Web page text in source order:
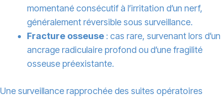
momentané consécutif à l’irritation d’un nerf,
généralement réversible sous surveillance.
Fracture osseuse : cas rare, survenant lors d’un
ancrage radiculaire profond ou d’une fragilité
osseuse préexistante.
Une surveillance rapprochée des suites opératoires